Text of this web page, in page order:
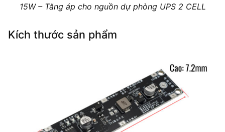
15W – Tăng áp cho nguồn dự phòng UPS 2 CELL
Kích thước sản phẩm